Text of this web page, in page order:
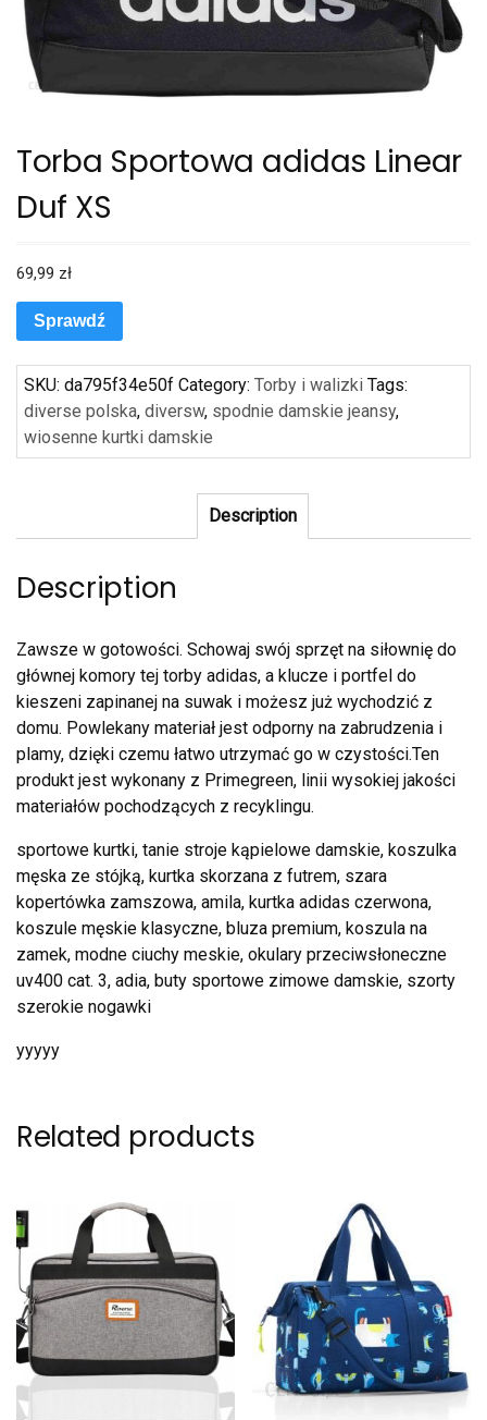
Torba Sportowa adidas Linear
Duf XS
69,99 zł
Sprawdź
SKU: da795f34e50f Category: Torby i walizki Tags:
diverse polska, diversw, spodnie damskie jeansy,
wiosenne kurtki damskie
Description
Description
Zawsze w gotowości. Schowaj swój sprzęt na siłownię do
głównej komory tej torby adidas, a klucze i portfel do
kieszeni zapinanej na suwak i możesz już wychodzić z
domu. Powlekany materiał jest odporny na zabrudzenia i
plamy, dzięki czemu łatwo utrzymać go w czystości.Ten
produkt jest wykonany z Primegreen, linii wysokiej jakości
materiałów pochodzących z recyklingu.
sportowe kurtki, tanie stroje kąpielowe damskie, koszulka
męska ze stójką, kurtka skorzana z futrem, szara
kopertówka zamszowa, amila, kurtka adidas czerwona,
koszule męskie klasyczne, bluza premium, koszula na
zamek, modne ciuchy meskie, okulary przeciwsłoneczne
uv400 cat. 3, adia, buty sportowe zimowe damskie, szorty
szerokie nogawki
yyyyy
Related products